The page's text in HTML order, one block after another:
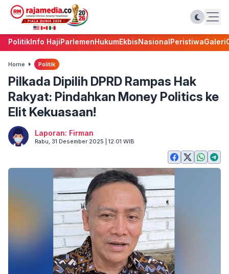
PolitikInfo HajiParlemenHukumEkbisNasionalPeristiwaGaleri
Home Politik
Pilkada Dipilih DPRD Rampas Hak
Rakyat: Pindahkan Money Politics ke
Elit Kekuasaan!
Laporan: Firman
Rabu, 31 Desember 2025 | 12:01 WIB